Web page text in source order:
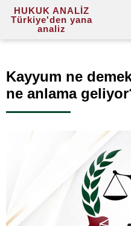
HUKUK ANALİZ
Türkiye'den yana
analiz
Kayyum ne
ne anlama